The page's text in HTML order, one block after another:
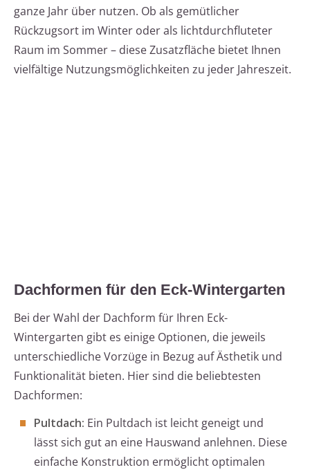
ganze Jahr über nutzen. Ob als gemütlicher
Rückzugsort im Winter oder als lichtdurchfluteter
Raum im Sommer – diese Zusatzfläche bietet Ihnen
vielfältige Nutzungsmöglichkeiten zu jeder Jahreszeit.
Dachformen für den Eck-Wintergarten
Bei der Wahl der Dachform für Ihren Eck-
Wintergarten gibt es einige Optionen, die jeweils
unterschiedliche Vorzüge in Bezug auf Ästhetik und
Funktionalität bieten. Hier sind die beliebtesten
Dachformen:
Pultdach: Ein Pultdach ist leicht geneigt und
lässt sich gut an eine Hauswand anlehnen. Diese
einfache Konstruktion ermöglicht optimalen